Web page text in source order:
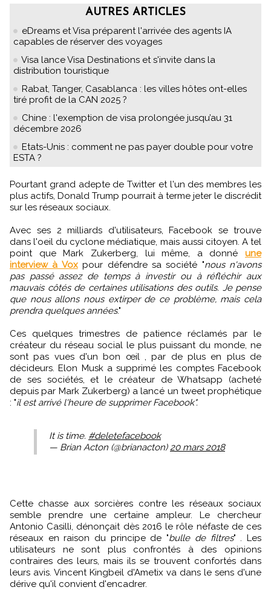
AUTRES ARTICLES
eDreams et Visa préparent l'arrivée des agents IA
capables de réserver des voyages
Visa lance Visa Destinations et s'invite dans la
distribution touristique
Rabat, Tanger, Casablanca : les villes hôtes ont-elles
tiré profit de la CAN 2025 ?
Chine : l'exemption de visa prolongée jusqu’au 31
décembre 2026
Etats-Unis : comment ne pas payer double pour votre
ESTA ?
Pourtant grand adepte de Twitter et l'un des membres les
plus actifs, Donald Trump pourrait à terme jeter le discrédit
sur les réseaux sociaux.
Avec ses 2 milliards d'utilisateurs, Facebook se trouve
dans l'oeil du cyclone médiatique, mais aussi citoyen. A tel
point que Mark Zukerberg, lui même, a donné une
interview à Voxpour défendre sa société "nous n'avons
pas passé assez de temps à investir ou à réfléchir aux
mauvais côtés de certaines utilisations des outils. Je pense
que nous allons nous extirper de ce problème, mais cela
prendra quelques années."
Ces quelques trimestres de patience réclamés par le
créateur du réseau social le plus puissant du monde, ne
sont pas vues d'un bon œil , par de plus en plus de
décideurs. Elon Musk a supprimé les comptes Facebook
de ses sociétés, et le créateur de Whatsapp (acheté
depuis par Mark Zukerberg) a lancé un tweet prophétique
: "il est arrivé l'heure de supprimer Facebook".
It is time. #deletefacebook
— Brian Acton (@brianacton)20 mars 2018
Cette chasse aux sorcières contre les réseaux sociaux
semble prendre une certaine ampleur. Le chercheur
Antonio Casilli, dénonçait dès 2016 le rôle néfaste de ces
réseaux en raison du principe de "bulle de filtres" . Les
utilisateurs ne sont plus confrontés à des opinions
contraires des leurs, mais ils se trouvent confortés dans
leurs avis. Vincent Kingbeil d'Ametix va dans le sens d'une
dérive qu'il convient d'encadrer.